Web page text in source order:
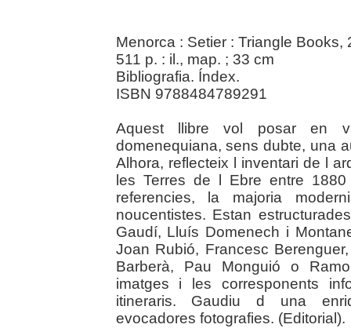
Menorca : Setier : Triangle Books,
511 p. : il., map. ; 33 cm
Bibliografia. Índex.
ISBN 9788484789291
Aquest llibre vol posar en
domenequiana, sens dubte, una
Alhora, reflecteix l inventari de l
les Terres de l Ebre entre
referencies, la majoria
noucentistes. Estan
Gaudí, Lluís Domenech i
Joan Rubió, Francesc
Barberà, Pau Monguió o
imatges i les corresponents
itineraris. Gaudiu d una
evocadores fotografies. (Editorial).